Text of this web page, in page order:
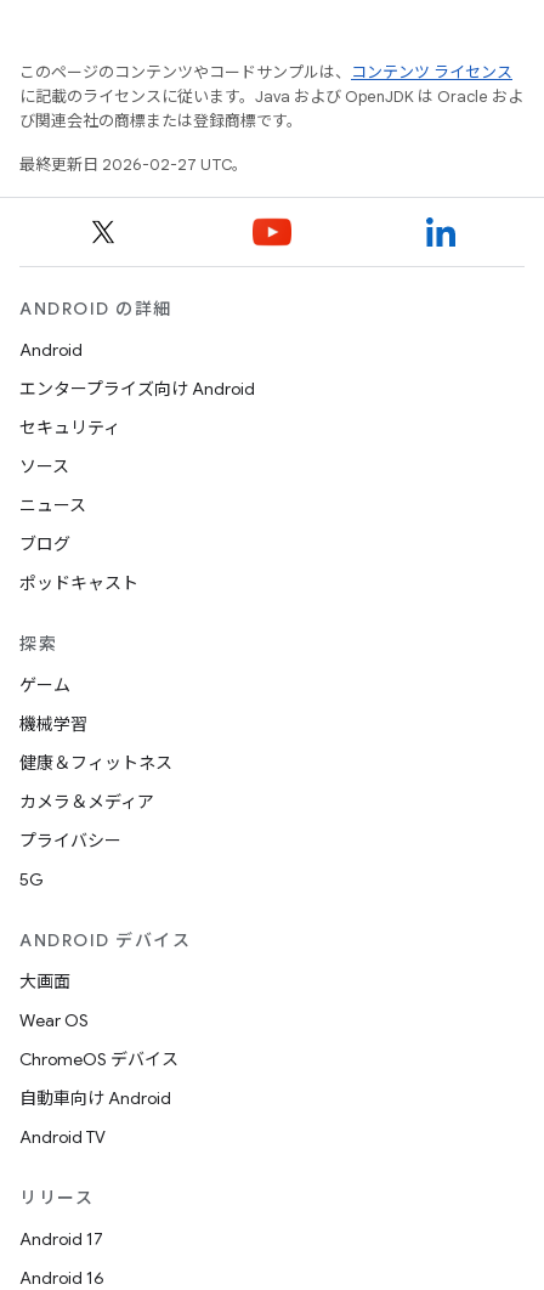
このページのコンテンツやコードサンプルは、
コンテンツ ライセンス
に記載のライセンスに従います。Java および OpenJDK は Oracle およ
び関連会社の商標または登録商標です。
最終更新日 2026-02-27 UTC。
ANDROID の詳細
Android
エンタープライズ向け Android
セキュリティ
ソース
ニュース
ブログ
ポッドキャスト
探索
ゲーム
機械学習
健康＆フィットネス
カメラ＆メディア
プライバシー
5G
ANDROID デバイス
大画面
Wear OS
ChromeOS デバイス
自動車向け Android
Android TV
リリース
Android 17
Android 16